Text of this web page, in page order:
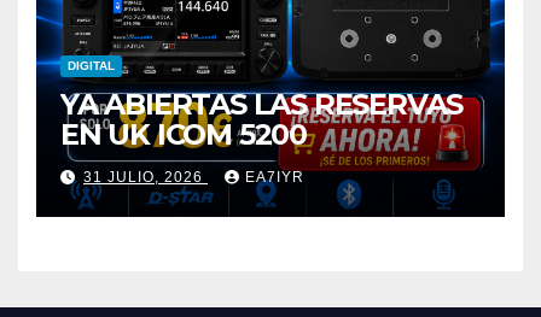
DIGITAL
YA ABIERTAS LAS RESERVAS
EN UK ICOM 5200
31 JULIO, 2026 EA7IYR